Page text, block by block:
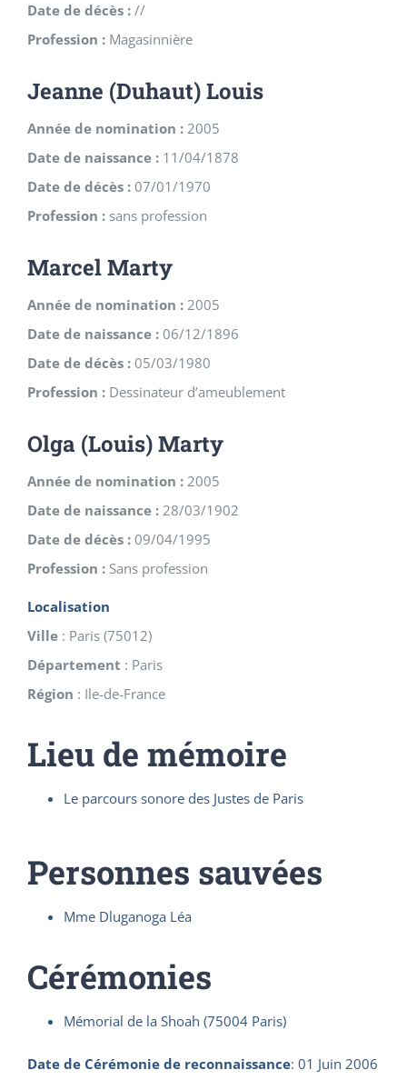
Date de décès : //
Profession : Magasinnière
Jeanne (Duhaut) Louis
Année de nomination : 2005
Date de naissance : 11/04/1878
Date de décès : 07/01/1970
Profession : sans profession
Marcel Marty
Année de nomination : 2005
Date de naissance : 06/12/1896
Date de décès : 05/03/1980
Profession : Dessinateur d’ameublement
Olga (Louis) Marty
Année de nomination : 2005
Date de naissance : 28/03/1902
Date de décès : 09/04/1995
Profession : Sans profession
Localisation
Ville : Paris (75012)
Département : Paris
Région : Ile-de-France
Lieu de mémoire
Le parcours sonore des Justes de Paris
Personnes sauvées
Mme Dluganoga Léa
Cérémonies
Mémorial de la Shoah (75004 Paris)
Date de Cérémonie de reconnaissance: 01 Juin 2006